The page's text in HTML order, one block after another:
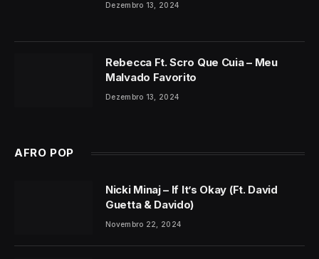
Dezembro 13, 2024
Rebecca Ft. Scro Que Cuia – Meu
Malvado Favorito
Dezembro 13, 2024
AFRO POP
Nicki Minaj – If It’s Okay (Ft. David
Guetta & Davido)
Novembro 22, 2024